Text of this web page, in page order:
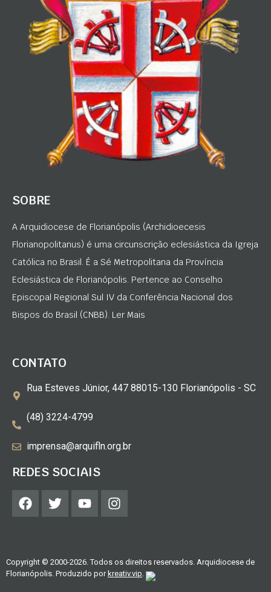
SOBRE
A Arquidiocese de Florianópolis (Archidioecesis
Florianopolitanus) é uma circunscrição eclesiástica da Igreja
Católica no Brasil. É a Sé Metropolitana da Província
Eclesiástica de Florianópolis. Pertence ao Conselho
Episcopal Regional Sul IV da Conferência Nacional dos
Bispos do Brasil (CNBB). Ler Mais
CONTATO
Rua Esteves Júnior, 447 88015-130 Florianópolis - SC
(48) 3224-4799
imprensa@arquifln.org.br
REDES SOCIAIS
Copyright © 2000-2026. Todos os direitos reservados. Arquidiocese de
Florianópolis. Produzido por kreativ.vip.